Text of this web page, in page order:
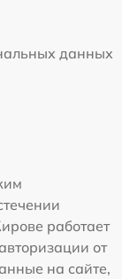
данных
работает
от
на сайте,